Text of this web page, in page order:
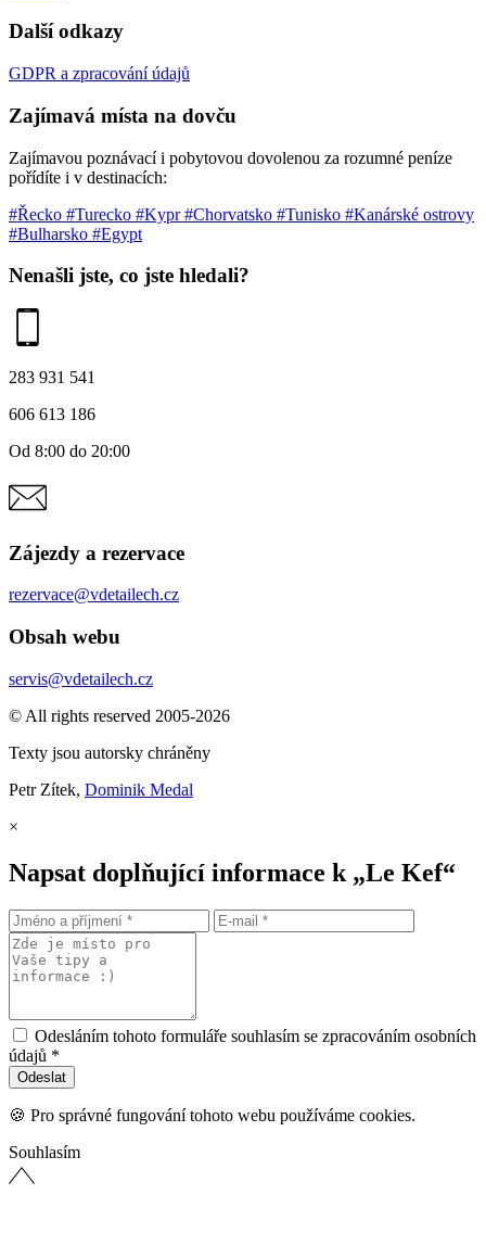
Další odkazy
GDPR a zpracování údajů
Zajímavá místa na dovču
Zajímavou poznávací i pobytovou dovolenou za rozumné peníze
pořídíte i v destinacích:
#Řecko #Turecko #Kypr#Chorvatsko #Tunisko #Kanárské ostrovy
#Bulharsko #Egypt
Nenašli jste, co jste hledali?
283 931 541
606 613 186
Od 8:00 do 20:00
Zájezdy a rezervace
rezervace@vdetailech.cz
Obsah webu
servis@vdetailech.cz
© All rights reserved 2005-2026
Texty jsou autorsky chráněny
Petr Zítek, Dominik Medal
×
Napsat doplňující informace k „Le Kef“
Odesláním tohoto formuláře souhlasím se zpracováním osobních
údajů *
🍪 Pro správné fungování tohoto webu používáme cookies.
Souhlasím